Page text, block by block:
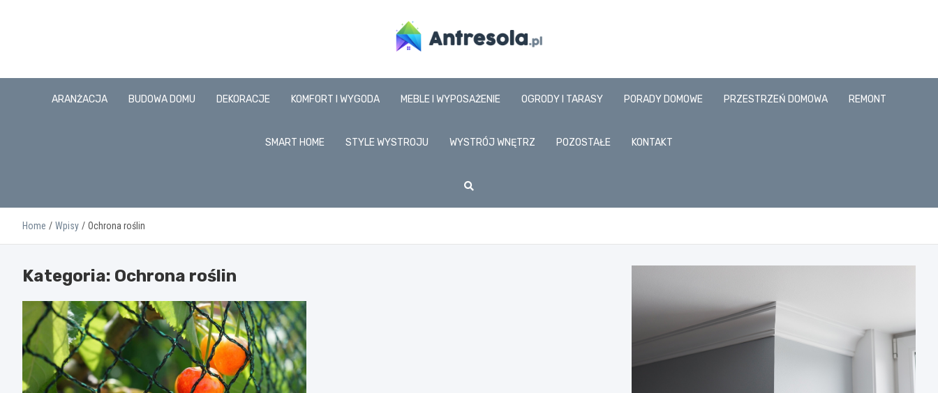
www.antresola.pl
ARANŻACJA BUDOWA DOMU DEKORACJE KOMFORT I WYGODA MEBLE I WYPOSAŻENIE OGRODY I TARASY PORADY DOMOWE PRZESTRZEŃ DOMOWA REMONT
SMART HOME STYLE WYSTROJU WYSTRÓJ WNĘTRZ POZOSTAŁE KONTAKT
Home Wpisy Ochrona roślin
Kategoria: Ochrona roślin